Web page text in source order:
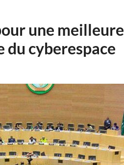
une meilleure
du cyberespace